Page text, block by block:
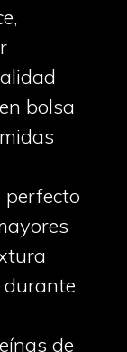
bolsa
perfecto
durante
de